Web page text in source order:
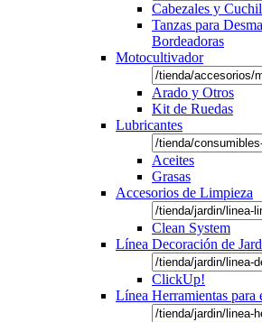
Cabezales y
Tanzas para
Bordeadoras
Motocultivador
Arado y Otros
Kit de Ruedas
Lubricantes
Aceites
Grasas
Accesorios de Limpieza
Clean System
Línea Decoración de
ClickUp!
Línea Herramientas para